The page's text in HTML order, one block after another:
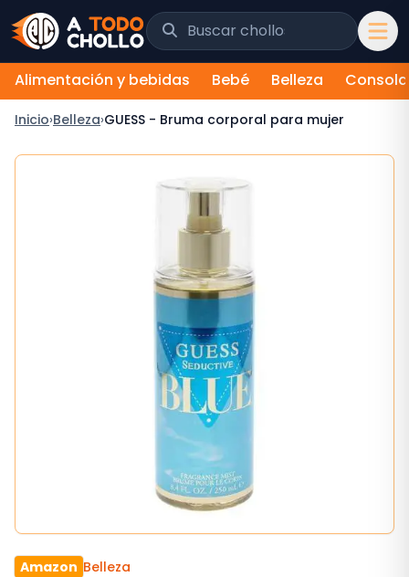
Saltar al contenido
Buscar chollos y tiendas
Alimentación y bebidas Bebé Belleza
Inicio›Belleza›GUESS - Bruma corporal para mujer
Amazon Belleza